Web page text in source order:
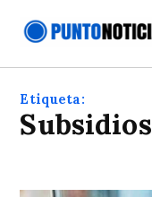
Etiqueta: